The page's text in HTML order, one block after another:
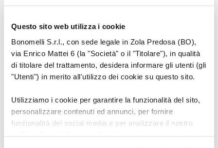
Questo sito web utilizza i cookie
Bonomelli S.r.l., con sede legale in Zola Predosa (BO),
via Enrico Mattei 6 (la "Società" o il "Titolare"), in qualità
di titolare del trattamento, desidera informare gli utenti (gli
"Utenti") in merito all'utilizzo dei cookie su questo sito.
Utilizziamo i cookie per garantire la funzionalità del sito,
personalizzare contenuti ed annunci, per fornire
funzionalità dei social media e per analizzare il nostro